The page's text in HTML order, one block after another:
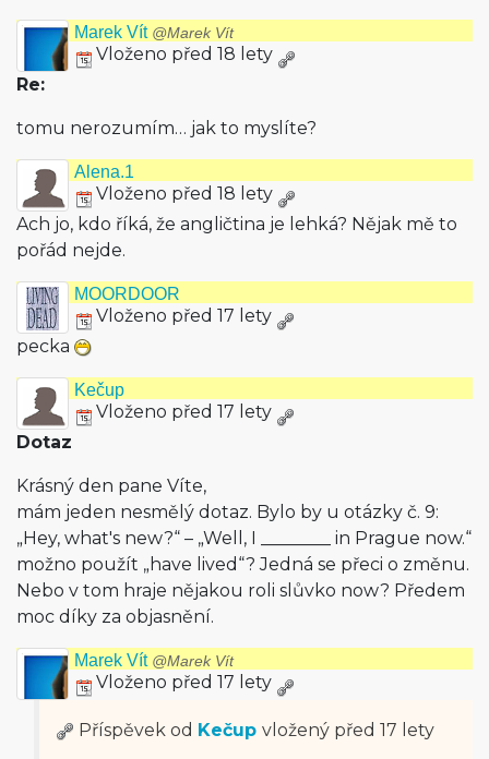
Marek Vít @Marek Vít
Vloženo před 18 lety
Re:
tomu nerozumím… jak to myslíte?
Alena.1
Vloženo před 18 lety
Ach jo, kdo říká, že angličtina je lehká? Nějak mě to
pořád nejde.
MOORDOOR
Vloženo před 17 lety
pecka
Kečup
Vloženo před 17 lety
Dotaz
Krásný den pane Víte,
mám jeden nesmělý dotaz. Bylo by u otázky č. 9:
„Hey, what's new?“ – „Well, I ________ in Prague now.“
možno použít „have lived“? Jedná se přeci o změnu.
Nebo v tom hraje nějakou roli slůvko now? Předem
moc díky za objasnění.
Marek Vít @Marek Vít
Vloženo před 17 lety
Příspěvek od Kečup vložený před 17 lety